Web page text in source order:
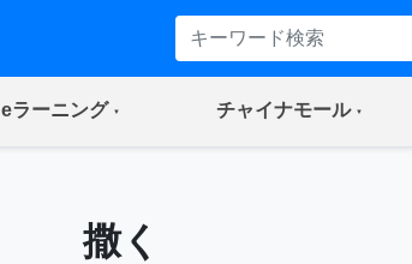
eラーニング(current) チャイナモール(current)
撒く